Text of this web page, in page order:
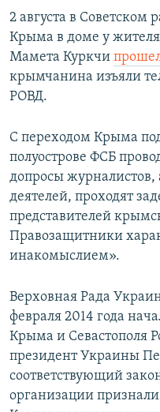
2 августа в Советском
Крыма в доме у
Мамета Куркчи
крымчанина изъяли
РОВД.
С переходом Крыма
полуострове ФСБ
допросы
деятелей, проходят
представителей
Правозащитники
инакомыслием».
Верховная Рада
февраля 2014 года
Крыма и Севастополя
президент Украины
соответствующий
организации